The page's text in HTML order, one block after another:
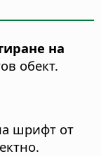
на
обект.
шрифт от